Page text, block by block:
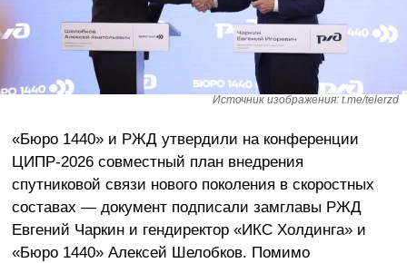
Источник изображения: t.me/telerzd
«Бюро 1440» и РЖД утвердили на конференции
ЦИПР-2026 совместный план внедрения
спутниковой связи нового поколения в скоростных
составах — документ подписали замглавы РЖД
Евгений Чаркин и гендиректор «ИКС Холдинга» и
«Бюро 1440» Алексей Шелобков. Помимо